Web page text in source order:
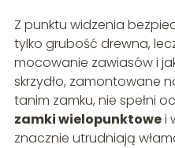
Z punktu widzenia
tylko grubość drewna,
mocowanie zawiasów i
skrzydło, zamontowane
tanim zamku, nie spełni
zamki wielopunktowei
znacznie utrudniają